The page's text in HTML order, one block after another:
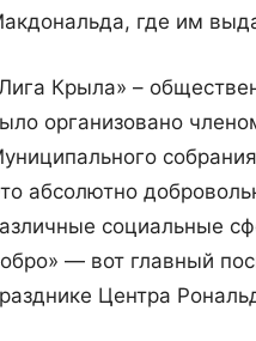
где им
Крыла» –
организовано
абсолютно
социальные
— вот главный
Центра